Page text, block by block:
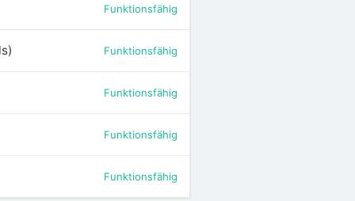
Funktionsfähig
Funktionsfähig
Funktionsfähig
Funktionsfähig
Funktionsfähig